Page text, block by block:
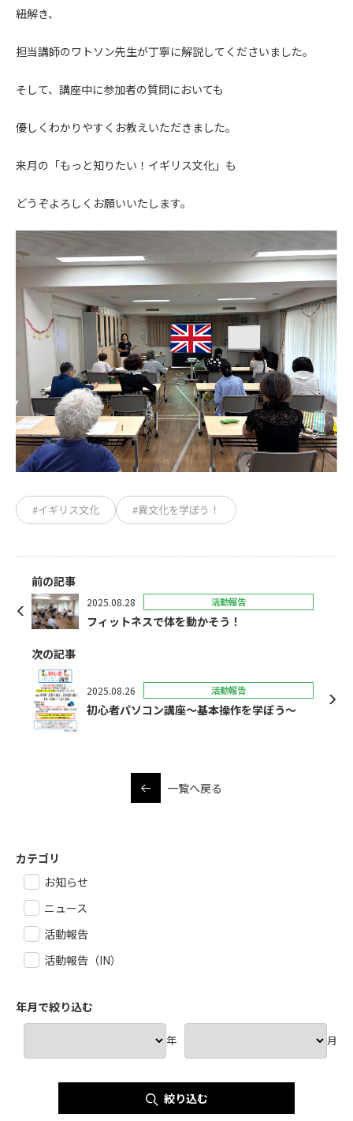
紐解き、
担当講師のワトソン先生が丁寧に解説してくださいました。
そして、講座中に参加者の質問においても
優しくわかりやすくお教えいただきました。
来月の「もっと知りたい！イギリス文化」も
どうぞよろしくお願いいたします。
#イギリス文化 #異文化を学ぼう！
前の記事
2025.08.28 活動報告
フィットネスで体を動かそう！
次の記事
2025.08.26 活動報告
初心者パソコン講座～基本操作を学ぼう～
一覧へ戻る
カテゴリ
お知らせ
ニュース
活動報告
活動報告（IN）
年月で絞り込む
年 月
絞り込む